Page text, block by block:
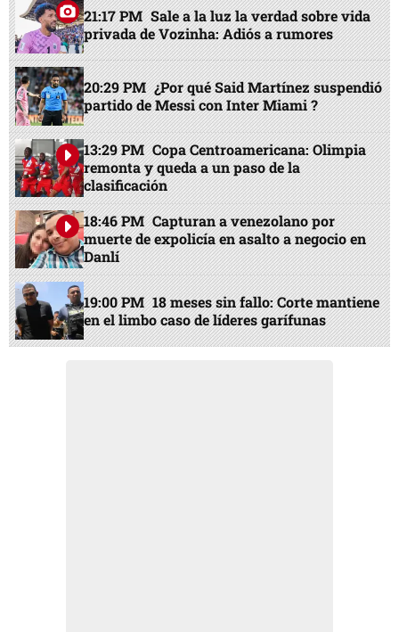
21:17 PM Sale a la luz la verdad sobre vida
privada de Vozinha: Adiós a rumores
20:29 PM ¿Por qué Said Martínez suspendió
partido de Messi con Inter Miami ?
13:29 PM Copa Centroamericana: Olimpia
remonta y queda a un paso de la
clasificación
18:46 PM Capturan a venezolano por
muerte de expolicía en asalto a negocio en
Danlí
19:00 PM 18 meses sin fallo: Corte mantiene
en el limbo caso de líderes garífunas